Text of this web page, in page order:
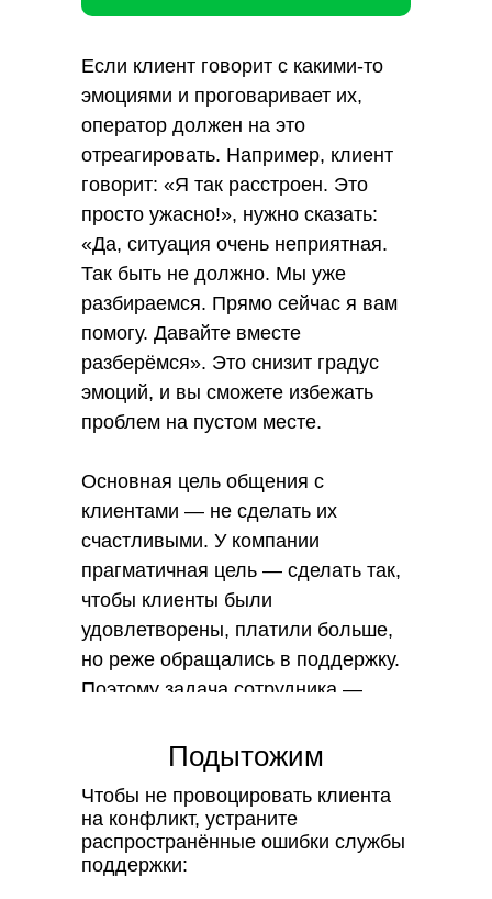
Если клиент говорит с какими-то
эмоциями и проговаривает их,
оператор должен на это
отреагировать. Например, клиент
говорит: «Я так расстроен. Это
просто ужасно!», нужно сказать:
«Да, ситуация очень неприятная.
Так быть не должно. Мы уже
разбираемся. Прямо сейчас я вам
помогу. Давайте вместе
разберёмся». Это снизит градус
эмоций, и вы сможете избежать
проблем на пустом месте.
Основная цель общения с
клиентами — не сделать их
счастливыми. У компании
прагматичная цель — сделать так,
чтобы клиенты были
удовлетворены, платили больше,
но реже обращались в поддержку.
Поэтому задача сотрудника —
сократить количество повторных
Подытожим
Чтобы не провоцировать клиента
на конфликт, устраните
распространённые ошибки службы
поддержки: